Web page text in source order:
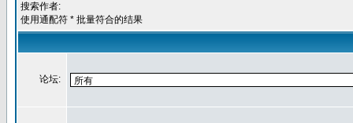
搜索作者:
使用通配符 * 批量符合的结果
论坛: